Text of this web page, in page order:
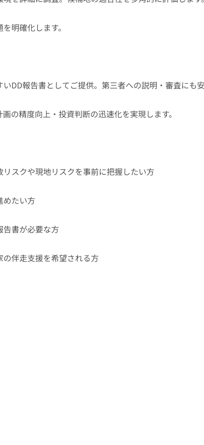
明確化します。
DD報告書としてご提供。第三者への説明・審査にも
の精度向上・投資判断の迅速化を実現します。
スクや現地リスクを事前に把握したい方
たい方
書が必要な方
伴走支援を希望される方